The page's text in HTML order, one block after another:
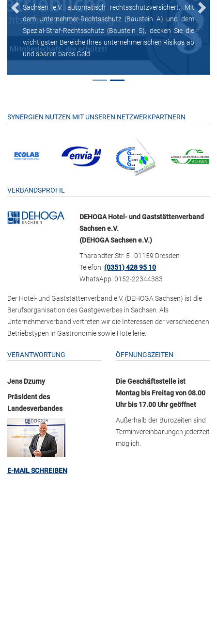
Sachsen e.V. automatisch rechtsschutzversichert. Mit
dem Unternehmer-Rechtsschutz (Baustein A) und dem
Spezial-Straf-Rechtsschutz (Baustein S), decken Sie die
wichtigsten Bereiche Ihres unternehmerischen Risikos ab
und sparen bares Geld.
Previous Next
SYNERGIEN NUTZEN MIT UNSEREN NETZWERKPARTNERN
VERBANDSPROFIL
DEHOGA Hotel- und Gaststättenverband
Sachsen e.V.
(DEHOGA Sachsen e.V.)
Tharandter Str. 5 | 01159 Dresden
Telefon:(0351) 428 95 10
WhatsApp: 0152-22344383
Der Hotel- und Gaststättenverband e.V. (DEHOGA Sachsen) ist die
Berufsorganisation des Gastgewerbes in Sachsen. Als
Unternehmerverband vertreten wir die Interessen der verschiedenen
Betriebstypen in Gastronomie sowie Hotellerie.
VERANTWORTUNG
Jens Dzurny
Präsident des
Landesverbandes
E-MAIL SCHREIBEN
ÖFFNUNGSZEITEN
Die Geschäftsstelle ist
Montag bis Freitag von 08.00
Uhr bis 17.00 Uhr geöffnet
Außerhalb der Bürozeiten sind
Terminvereinbarungen jederzeit
möglich.